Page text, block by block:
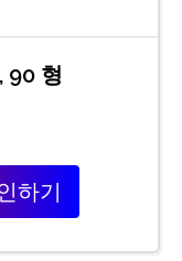
90 형
하기